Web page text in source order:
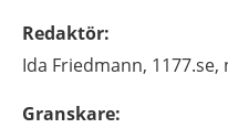
Redaktör:
Ida Friedmann,
Granskare: